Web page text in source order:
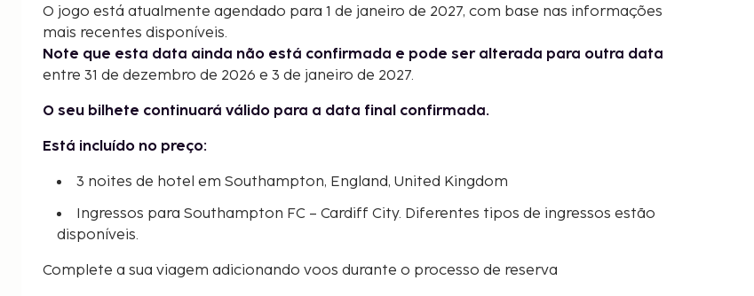
O jogo está atualmente agendado para 1 de janeiro de 2027, com base nas informações
mais recentes disponíveis.
Note que esta data ainda não está confirmada e pode ser alterada para outra data
entre 31 de dezembro de 2026 e 3 de janeiro de 2027.
O seu bilhete continuará válido para a data final confirmada.
Está incluído no preço:
3 noites de hotel em Southampton, England, United Kingdom
Ingressos para Southampton FC – Cardiff City. Diferentes tipos de ingressos estão
disponíveis.
Complete a sua viagem adicionando voos durante o processo de reserva